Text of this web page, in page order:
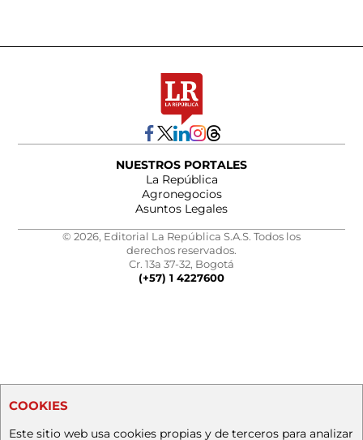
NUESTROS PORTALES
La República
Agronegocios
Asuntos Legales
© 2026, Editorial La República S.A.S. Todos los
derechos reservados.
Cr. 13a 37-32, Bogotá
(+57) 1 4227600
COOKIES
Este sitio web usa cookies propias y de terceros para analizar